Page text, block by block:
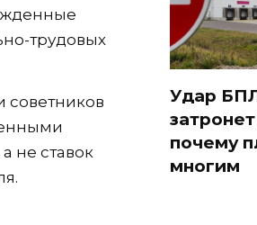
трудовых
советников
не ставок
Удар
почему
многим